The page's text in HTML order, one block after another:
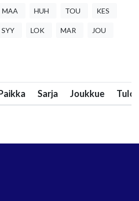
MAA HUH TOU KES
SYY LOK MAR JOU
Sarja Joukkue Tulos